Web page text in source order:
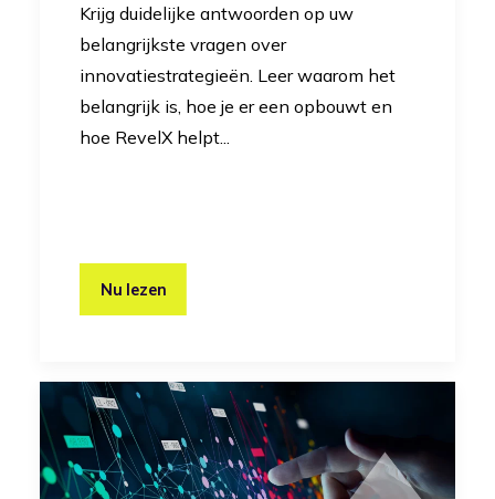
Krijg duidelijke antwoorden op uw
belangrijkste vragen over
innovatiestrategieën. Leer waarom het
belangrijk is, hoe je er een opbouwt en
hoe RevelX helpt...
Nu lezen